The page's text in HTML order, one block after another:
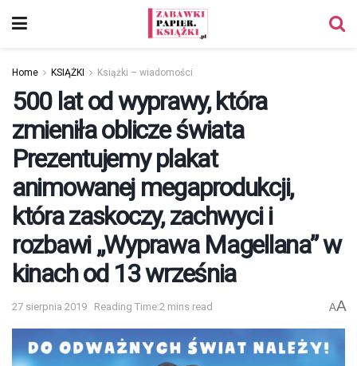
Home KSIĄŻKI Książki – wiadomości
500 lat od wyprawy, która
zmieniła oblicze świata
Prezentujemy plakat
animowanej megaprodukcji,
która zaskoczy, zachwyci i
rozbawi „Wyprawa Magellana” w
kinach od 13 września
27 sierpnia 2019 Reading Time:2 mins read AA